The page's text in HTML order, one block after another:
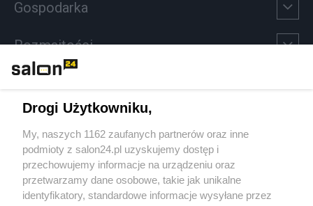
Gospodarka
Rozmaitości
Sport
Społeczeństwo
Kultura
Drogi Użytkowniku,
My, naszych 1162 zaufanych partnerów oraz inne
podmioty z salon24.pl uzyskujemy dostęp i
przechowujemy informacje na urządzeniu oraz
przetwarzamy dane osobowe, takie jak unikalne
identyfikatory, standardowe informacje wysyłane przez